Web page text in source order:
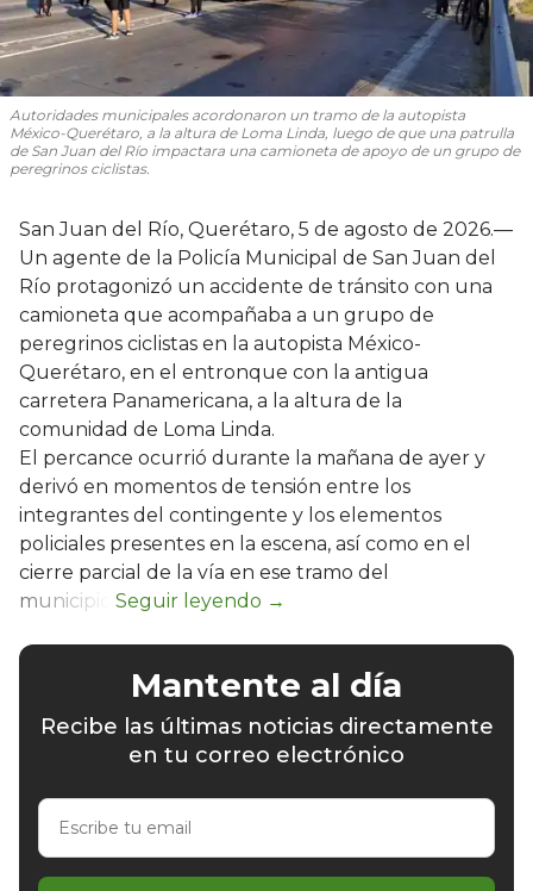
Autoridades municipales acordonaron un tramo de la autopista
México-Querétaro, a la altura de Loma Linda, luego de que una patrulla
de San Juan del Río impactara una camioneta de apoyo de un grupo de
peregrinos ciclistas.
San Juan del Río, Querétaro, 5 de agosto de 2026.—
Un agente de la Policía Municipal de San Juan del
Río protagonizó un accidente de tránsito con una
camioneta que acompañaba a un grupo de
peregrinos ciclistas en la autopista México-
Querétaro, en el entronque con la antigua
carretera Panamericana, a la altura de la
comunidad de Loma Linda.
El percance ocurrió durante la mañana de ayer y
derivó en momentos de tensión entre los
integrantes del contingente y los elementos
policiales presentes en la escena, así como en el
cierre parcial de la vía en ese tramo del
municipio.
Mantente al día
Recibe las últimas noticias directamente
en tu correo electrónico
Escribe
email